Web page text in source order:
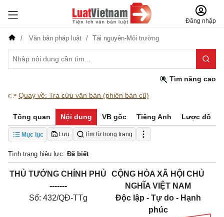
Đăng nhập
Văn bản pháp luật Tài nguyên-Môi trường
Tìm nâng cao
👉 Quay về: Tra cứu văn bản (phiên bản cũ)
Tổng quan Nội dung VB gốc Tiếng Anh Lược đồ
Mục lục Lưu Tìm từ trong trang
Tình trạng hiệu lực: Đã biết
THỦ TƯỚNG CHÍNH PHỦ
-------
Số: 432/QĐ-TTg
CỘNG HÒA XÃ HỘI CHỦ
NGHĨA VIỆT NAM
Độc lập - Tự do - Hạnh
phúc